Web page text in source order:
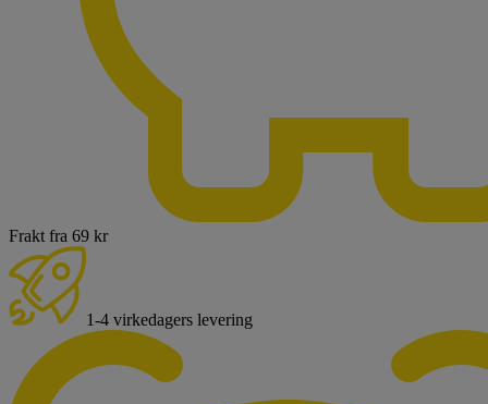
Frakt fra 69 kr
1-4 virkedagers levering